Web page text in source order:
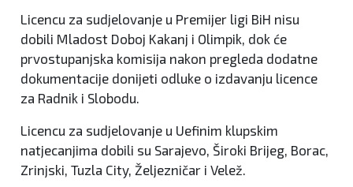
Licencu za sudjelovanje u Premijer ligi BiH nisu
dobili Mladost Doboj Kakanj i Olimpik, dok će
prvostupanjska komisija nakon pregleda dodatne
dokumentacije donijeti odluke o izdavanju licence
za Radnik i Slobodu.
Licencu za sudjelovanje u Uefinim klupskim
natjecanjima dobili su Sarajevo, Široki Brijeg, Borac,
Zrinjski, Tuzla City, Željezničar i Velež.